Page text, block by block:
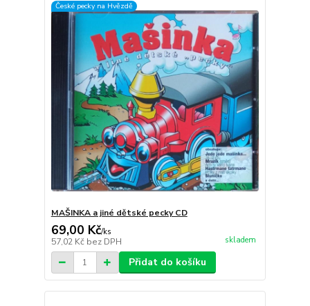
České pecky na Hvězdě
MAŠINKA a jiné dětské pecky CD
69,00 Kč/ks
57,02 Kč bez DPH skladem
Přidat do košíku